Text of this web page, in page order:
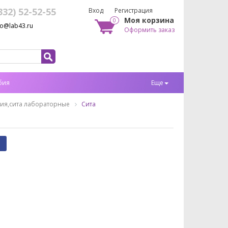
52-52-55 Вход Регистрация
0 Моя корзина
Оформить заказ
Еще
лабораторные Сита